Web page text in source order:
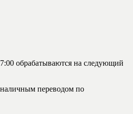
обрабатываются на следующий
переводом по